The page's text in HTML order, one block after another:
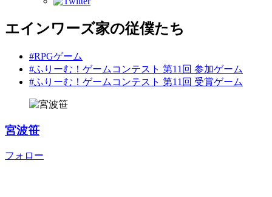
エインワーズ家の従僕たち
#RPGゲーム
#ふりーむ！ゲームコンテスト 第11回 参加ゲーム
#ふりーむ！ゲームコンテスト 第11回 受賞ゲーム
宮波笹
フォロー